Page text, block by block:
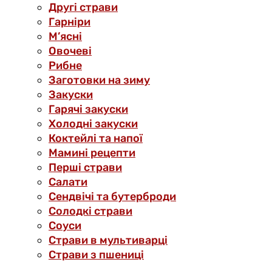
Другі страви
Гарніри
М’ясні
Овочеві
Рибне
Заготовки на зиму
Закуски
Гарячі закуски
Холодні закуски
Коктейлі та напої
Мамині рецепти
Перші страви
Салати
Сендвічі та бутерброди
Солодкі страви
Соуси
Страви в мультиварці
Страви з пшениці